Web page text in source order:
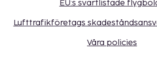
EU:s svartlistade
Lufttrafikföretags
Våra policies